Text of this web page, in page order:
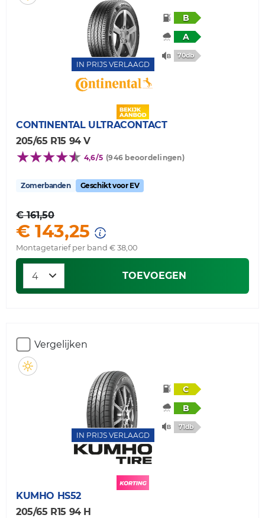
IN PRIJS VERLAAGD
B
A
70db
CONTINENTAL ULTRACONTACT
205/65 R15 94 V
4,6/5 (946 beoordelingen)
Zomerbanden Geschikt voor EV
€ 161,50
€ 143,25
Montagetarief per band € 38,00
TOEVOEGEN
Vergelijken
IN PRIJS VERLAAGD
C
B
71db
KUMHO HS52
205/65 R15 94 H